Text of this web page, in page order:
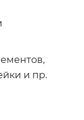
и пр.